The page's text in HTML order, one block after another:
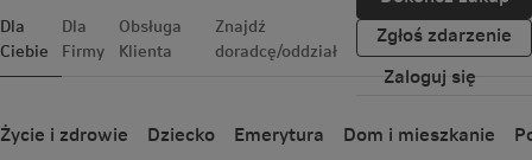
Dla
Ciebie
Dla
Firmy
Obsługa
Klienta
Znajdź
doradcę/oddział
Zgłoś zdarzenie
Zaloguj się
Życie i zdrowie Dziecko Emerytura Dom i mieszkanie
Wróć